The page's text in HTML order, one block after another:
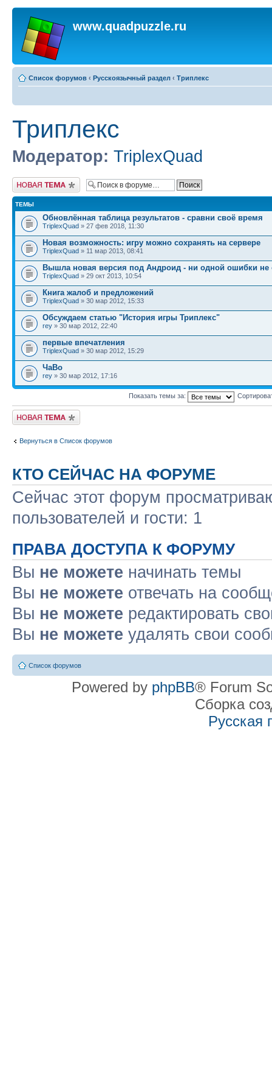
www.quadpuzzle.ru
Список форумов ‹ Русскоязычный раздел ‹ Триплекс
Триплекс
Модератор: TriplexQuad
Начать новую тему
ТЕМЫ
Обновлённая таблица результатов - сравни своё время
TriplexQuad » 27 фев 2018, 11:30
Новая возможность: игру можно сохранять на сервере
TriplexQuad » 11 мар 2013, 08:41
Вышла новая версия под Андроид - ни одной ошибки не
TriplexQuad » 29 окт 2013, 10:54
Книга жалоб и предложений
TriplexQuad » 30 мар 2012, 15:33
Обсуждаем статью "История игры Триплекс"
rey » 30 мар 2012, 22:40
первые впечатления
TriplexQuad » 30 мар 2012, 15:29
ЧаВо
rey » 30 мар 2012, 17:16
Показать темы за:
Начать новую тему
Вернуться в Список форумов
КТО СЕЙЧАС НА ФОРУМЕ
Сейчас этот форум
пользователей и гости: 1
ПРАВА ДОСТУПА К ФОРУМУ
Вы не можете начинать темы
Вы не можете отвечать на
Вы не можете редактировать
Вы не можете удалять свои
Список форумов
Powered by phpBB® Forum
Сборка
Русская